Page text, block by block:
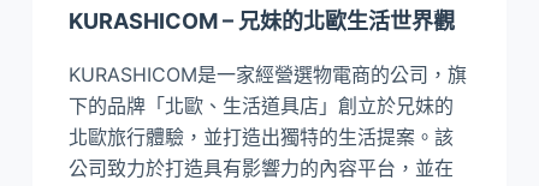
KURASHICOM – 兄妹的北歐生活世界觀
KURASHICOM是一家經營選物電商的公司，旗
下的品牌「北歐、生活道具店」創立於兄妹的
北歐旅行體驗，並打造出獨特的生活提案。該
公司致力於打造具有影響力的內容平台，並在